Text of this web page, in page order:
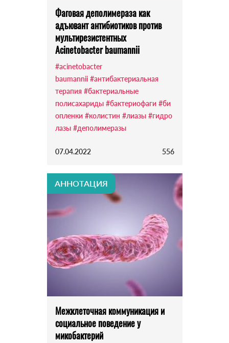
Фаговая деполимераза как
адъювант антибиотиков против
мультирезистентных
Acinetobacter baumannii
#acinetobacter
baumannii #антибактериальная
терапия #бактериальные
полисахариды #бактериофаги #би
опленки #колистин #лиазы #гидро
лазы #деполимеразы
07.04.2022 556
АННОТАЦИЯ
Межклеточная коммуникация и
социальное поведение у
микобактерий